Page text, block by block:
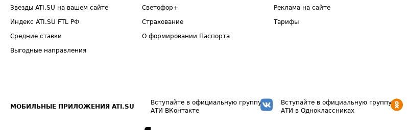
Звезды ATI.SU на вашем сайте
Индекс ATI.SU FTL РФ
Средние ставки
Выгодные направления
Светофор+
Страхование
О формировании Паспорта
Реклама на сайте
Тарифы
МОБИЛЬНЫЕ ПРИЛОЖЕНИЯ ATI.SU
Вступайте в официальную группу
АТИ ВКонтакте
Вступайте в официальную группу
АТИ в Одноклассниках